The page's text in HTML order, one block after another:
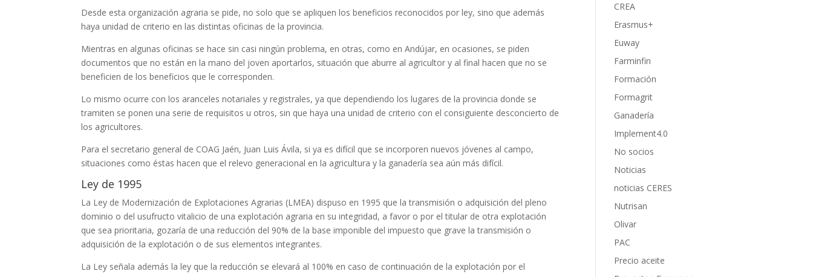
Desde esta organización agraria se pide, no solo que se apliquen los beneficios reconocidos por ley, sino que además
haya unidad de criterio en las distintas oficinas de la provincia.
Mientras en algunas oficinas se hace sin casi ningún problema, en otras, como en Andújar, en ocasiones, se piden
documentos que no están en la mano del joven aportarlos, situación que aburre al agricultor y al final hacen que no se
beneficien de los beneficios que le corresponden.
Lo mismo ocurre con los aranceles notariales y registrales, ya que dependiendo los lugares de la provincia donde se
tramiten se ponen una serie de requisitos u otros, sin que haya una unidad de criterio con el consiguiente desconcierto de
los agricultores.
Para el secretario general de COAG Jaén, Juan Luis Ávila, si ya es difícil que se incorporen nuevos jóvenes al campo,
situaciones como éstas hacen que el relevo generacional en la agricultura y la ganadería sea aún más difícil.
Ley de 1995
La Ley de Modernización de Explotaciones Agrarias (LMEA) dispuso en 1995 que la transmisión o adquisición del pleno
dominio o del usufructo vitalicio de una explotación agraria en su integridad, a favor o por el titular de otra explotación
que sea prioritaria, gozaría de una reducción del 90% de la base imponible del impuesto que grave la transmisión o
adquisición de la explotación o de sus elementos integrantes.
La Ley señala además la ley que la reducción se elevará al 100% en caso de continuación de la explotación por el
CREA
Erasmus+
Euway
Farminfin
Formación
Formagrit
Ganadería
Implement4.0
No socios
Noticias
noticias CERES
Nutrisan
Olivar
PAC
Precio aceite